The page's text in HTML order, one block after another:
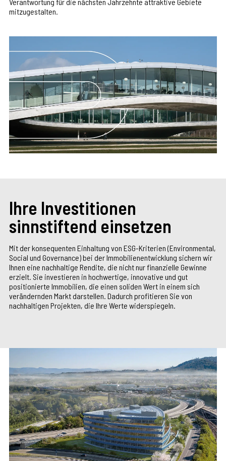
mitzugestalten.
Ihre Investitionen
sinnstiftend einsetzen
Mit der konsequenten Einhaltung von ESG-Kriterien (Environmental,
Social und Governance) bei der Immobilienentwicklung sichern wir
Ihnen eine nachhaltige Rendite, die nicht nur finanzielle Gewinne
erzielt. Sie investieren in hochwertige, innovative und gut
positionierte Immobilien, die einen soliden Wert in einem sich
verändernden Markt darstellen. Dadurch profitieren Sie von
nachhaltigen Projekten, die Ihre Werte widerspiegeln.